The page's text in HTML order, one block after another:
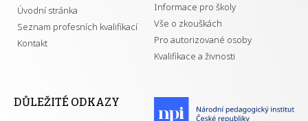
Úvodní stránka
Seznam profesních kvalifikací
Kontakt
Informace pro školy
Vše o zkouškách
Pro autorizované osoby
Kvalifikace a živnosti
DŮLEŽITÉ ODKAZY